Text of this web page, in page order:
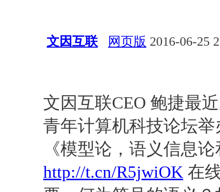
文因互联 网页版 2016-06-25
文因互联CEO 鲍捷最
青年计算机科技论坛
《模型论，语义信息
http://t.cn/R5jwiOK 在